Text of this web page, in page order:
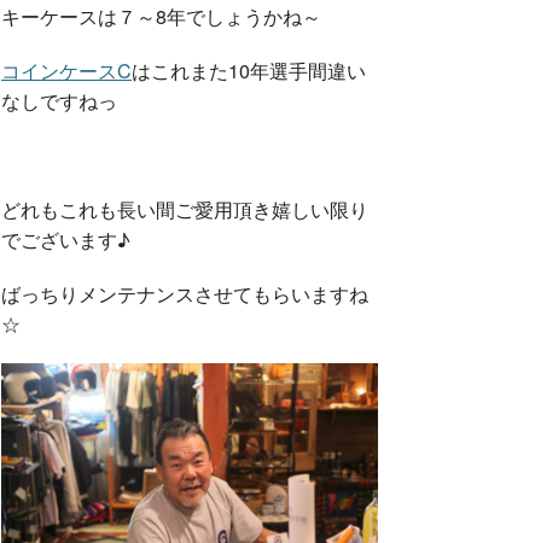
キーケースは７～8年でしょうかね～
コインケースCはこれまた10年選手間違い
なしですねっ
どれもこれも長い間ご愛用頂き嬉しい限り
でございます♪
ばっちりメンテナンスさせてもらいますね
☆